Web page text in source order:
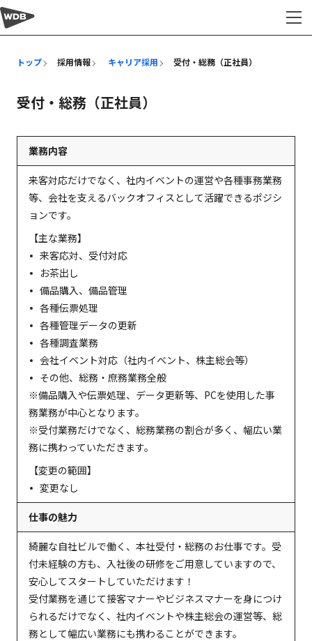
採用情報
トップ 採用情報 キャリア採用 受付・総務（正社員）
受付・総務（正社員）
業務内容
来客対応だけでなく、社内イベントの運営や各種事務業務
等、会社を支えるバックオフィスとして活躍できるポジシ
ョンです。
【主な業務】
来客応対、受付対応
お茶出し
備品購入、備品管理
各種伝票処理
各種管理データの更新
各種調査業務
会社イベント対応（社内イベント、株主総会等）
その他、総務・庶務業務全般
※備品購入や伝票処理、データ更新等、PCを使用した事
務業務が中心となります。
※受付業務だけでなく、総務業務の割合が多く、幅広い業
務に携わっていただきます。
【変更の範囲】
変更なし
仕事の魅力
綺麗な自社ビルで働く、本社受付・総務のお仕事です。受
付未経験の方も、入社後の研修をご用意していますので、
安心してスタートしていただけます！
受付業務を通じて接客マナーやビジネスマナーを身につけ
られるだけでなく、社内イベントや株主総会の運営等、総
務として幅広い業務にも携わることができます。